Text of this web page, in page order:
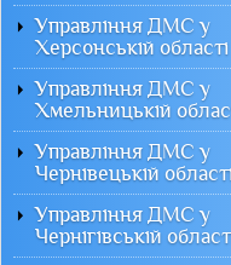
Управління ДМС у
Херсонській області
Управління ДМС у
Хмельницькій
Управління ДМС у
Чернівецькій області
Управління ДМС у
Чернігівській